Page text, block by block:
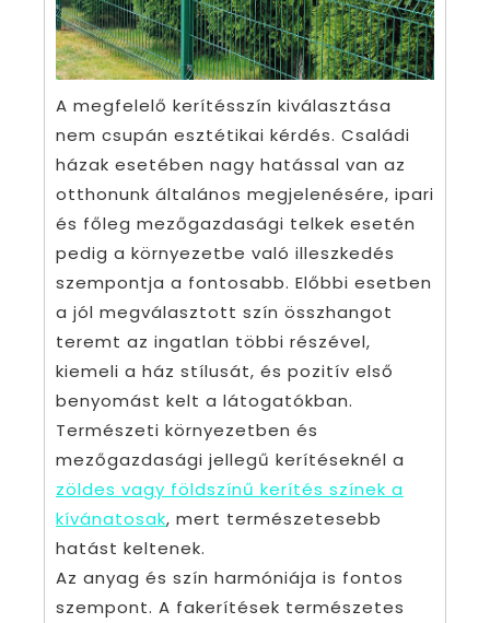
A megfelelő kerítésszín kiválasztása
nem csupán esztétikai kérdés. Családi
házak esetében nagy hatással van az
otthonunk általános megjelenésére, ipari
és főleg mezőgazdasági telkek esetén
pedig a környezetbe való illeszkedés
szempontja a fontosabb. Előbbi esetben
a jól megválasztott szín összhangot
teremt az ingatlan többi részével,
kiemeli a ház stílusát, és pozitív első
benyomást kelt a látogatókban.
Természeti környezetben és
mezőgazdasági jellegű kerítéseknél a
zöldes vagy földszínű kerítés színek a
kívánatosak, mert természetesebb
hatást keltenek.
Az anyag és szín harmóniája is fontos
szempont. A fakerítések természetes